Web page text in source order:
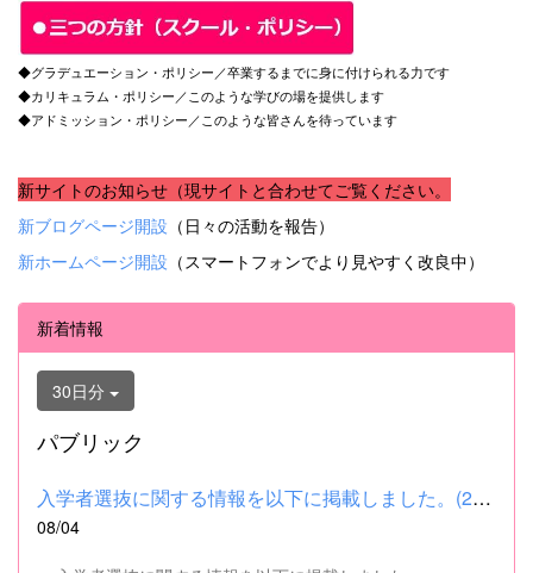
◆グラデュエーション・ポリシー／卒業するまでに身に付けられる力です
◆カリキュラム・ポリシー／このような学びの場を提供します
◆アドミッション・ポリシー／このような皆さんを待っています
新サイトのお知らせ（現サイトと合わせてご覧ください。
新ブログページ開設 （日々の活動を報告）
新ホームページ開設 （スマートフォンでより見やすく改良中）
新着情報
30日分
パブリック
入学者選抜に関する情報を以下に掲載しました。(2026.8.4) ■令和...
08/04